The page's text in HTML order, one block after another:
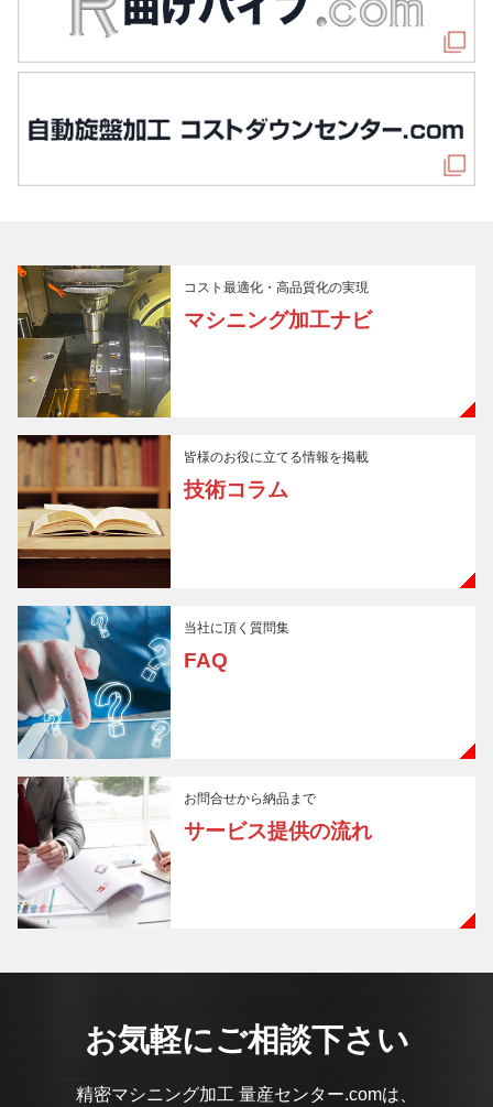
コスト最適化・高品質化の実現
マシニング加工ナビ
皆様のお役に立てる情報を掲載
技術コラム
当社に頂く質問集
FAQ
お問合せから納品まで
サービス提供の流れ
お気軽にご相談下さい
精密マシニング加工 量産センター.comは、